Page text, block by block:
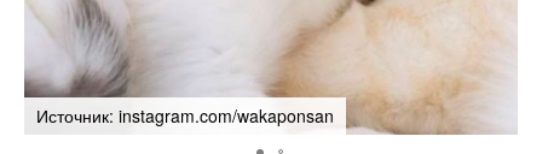
Источник: instagram.com/wakaponsan